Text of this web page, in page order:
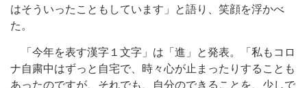
はそういったこともしています」と語り、笑顔を浮かべ
た。
「今年を表す漢字１文字」は「進」と発表。「私もコロ
ナ自粛中はずっと自宅で、時々心が止まったりすることも
あったのですが、それでも、自分のできることを、少しで